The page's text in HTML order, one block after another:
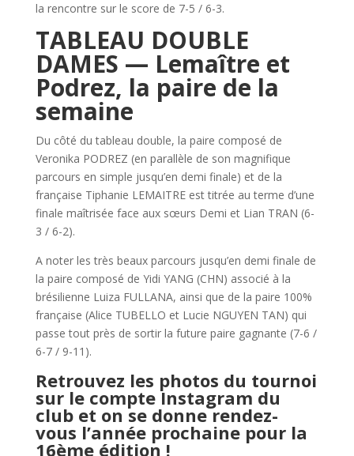
la rencontre sur le score de 7-5 / 6-3.
TABLEAU DOUBLE
DAMES — Lemaître et
Podrez, la paire de la
semaine
Du côté du tableau double, la paire composé de
Veronika PODREZ (en parallèle de son magnifique
parcours en simple jusqu’en demi finale) et de la
française Tiphanie LEMAITRE est titrée au terme d’une
finale maîtrisée face aux sœurs Demi et Lian TRAN (6-
3 / 6-2).
A noter les très beaux parcours jusqu’en demi finale de
la paire composé de Yidi YANG (CHN) associé à la
brésilienne Luiza FULLANA, ainsi que de la paire 100%
française (Alice TUBELLO et Lucie NGUYEN TAN) qui
passe tout près de sortir la future paire gagnante (7-6 /
6-7 / 9-11).
Retrouvez les photos du tournoi
sur le compte Instagram du
club et on se donne rendez-
vous l’année prochaine pour la
16ème édition !